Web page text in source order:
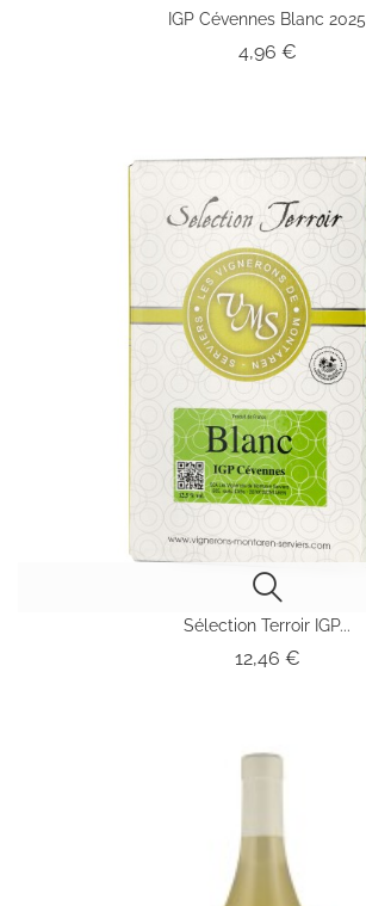
IGP Cévennes Blanc 2025
4,96 €Prix
Sélection Terroir IGP...
12,46 €Prix